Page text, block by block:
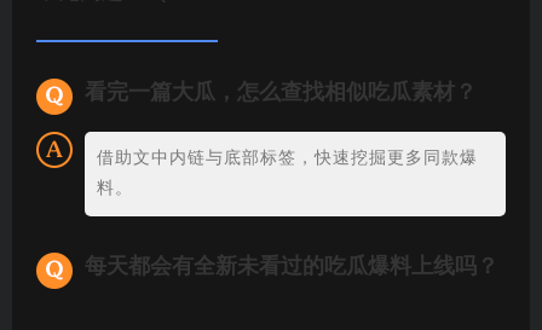
看完一篇大瓜，怎么查找相似吃瓜素材？
借助文中内链与底部标签，快速挖掘更多同款爆
料。
每天都会有全新未看过的吃瓜爆料上线吗？